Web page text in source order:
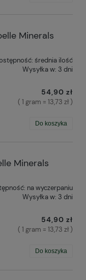
Minerals
średnia ilość
Wysyłka w: 3 dni
54,90 zł
( 1 gram = 13,73 zł )
Do koszyka
Minerals
na wyczerpaniu
Wysyłka w: 3 dni
54,90 zł
( 1 gram = 13,73 zł )
Do koszyka